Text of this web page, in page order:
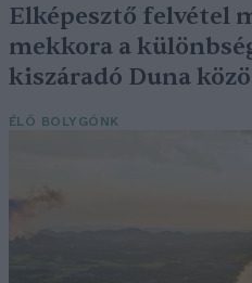
Elképesztő felvétel
mekkora a
kiszáradó Duna
ÉLŐ BOLYGÓNK